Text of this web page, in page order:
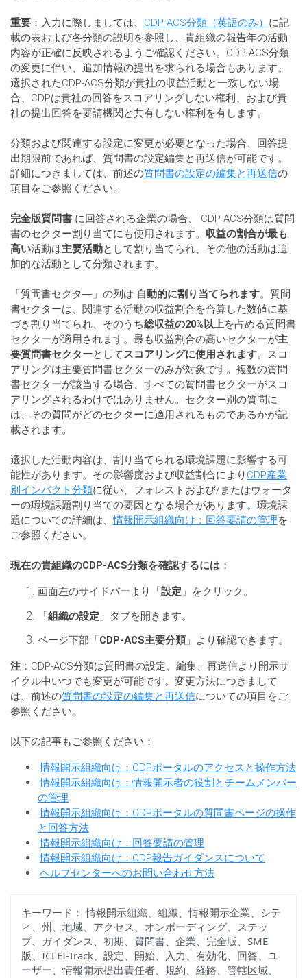
重要 ：入力に際しましては、 CDP-ACS分類（英語のみ） に記
載の表および各分類の説明を参照し、貴組織の報告年の活動
内容が正確に反映されるようご確認ください。CDP-ACS分類
の変更に伴い、追加情報の提出を求られる場合もあります。
選択されたCDP-ACS分類が貴社の収益活動と一致しない場
合、CDPは貴社の回答をスコアリングしない権利、および貴
社の提出回答を要請機関と共有しない権利を有します。
分類および関連する設定に変更が必要となった場合、回答提
出期限前であれば、質問書の設定編集と再送信が可能です。
詳細につきましては、前述の質問書の設定の編集と再送信の
項目をご参照ください。
完全版質問書 に回答される企業の場合、 CDP-ACS分類は質問
書のセクター割り当てにも使用されます。 収益の割合が最も
高い活動は主要活動として割り当てられ、その他の活動は追
加的な活動として分類されます。
「質問書セクタ―」の列は 自動的に割り当てられます。質問
書セクターは、関連する活動の収益割合を合算した数値に基
づき割り当てられ、そのうち総収益の20%以上を占める質問書
セクターが適用されます。最も収益割合の高いセクターが主
要質問書セクターとしてスコアリングに使用されます。スコ
アリングは主要質問書セクターのみが対象です。複数の質問
書セクターが該当する場合、すべての質問書セクターがスコ
アリングされるわけではありません。セクター別の質問に
は、その質問がどのセクターに適用されるものであるかが記
載されます。
選択した活動内容は、割り当てられる環境課題に影響する可
能性があります。その影響度および収益割合により CDP産業
別インパクト分類に従い、フォレストおよび/またはウォータ
ーの環境課題割り当ての要因となる場合があります。環境課
題についての詳細は、情報開示組織向け：回答要請の管理を
ご参照ください。
現在の貴組織のCDP-ACS分類を確認するには ：
画面左のサイドバーより「 設定 」をクリック。
「組織の設定 」タブを開きます。
ページ下部「CDP-ACS主要分類 」より確認できます。
注 ：CDP-ACS分類は質問書の設定、編集、再送信より開示サ
イクル中いつでも変更が可能です。変更方法につきまして
は、前述の質問書の設定の編集と再送信についての項目をご
参照ください。
以下の記事もご参照ください：
情報開示組織向け：CDPポータルのアクセスと操作方法
情報開示組織向け：情報開示者の役割とチームメンバー
の管理
情報開示組織向け：CDPポータルの質問書ページの操作
と回答方法
情報開示組織向け：回答要請の管理
情報開示組織向け：CDP報告ガイダンスについて
ヘルプセンターへのお問い合わせ方法
キーワード： 情報開示組織、組織、情報開示企業、シテ
ィ、州、地域、アクセス、オンボーディング、ステッ
プ、ガイダンス、初期、質問書、企業、完全版、SME
版、ICLEI-Track、設定、開始、入力、有効化、回答、ユ
ーザー、情報開示提出責任者、規約、経路、管轄区域、